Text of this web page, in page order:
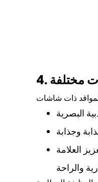
مختلفة
العلامة